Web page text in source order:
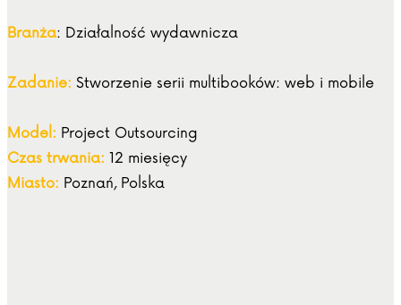
Branża: Działalność wydawnicza
Zadanie: Stworzenie serii multibooków: web i mobile
Model: Project Outsourcing
Czas trwania: 12 miesięcy
Miasto: Poznań, Polska